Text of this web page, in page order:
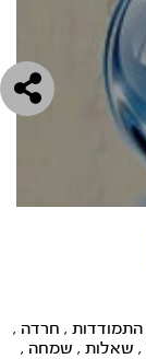
התמודדות , חרדה ,
, שאלות , שמחה ,